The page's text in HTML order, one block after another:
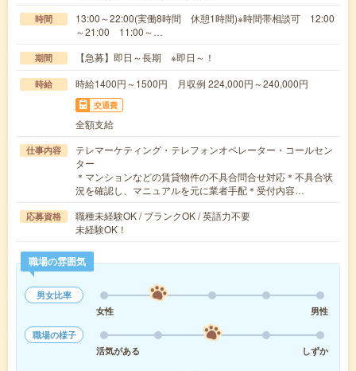
時間
13:00～22:00(実働8時間 休憩1時間)※時間帯相談可 12:00
～21:00 11:00～…
期間 【急募】即日～長期 ※即日～！
時給 時給1400円～1500円 月収例 224,000円～240,000円
交通費
全額支給
仕事内容
テレマーケティング・テレフォンオペレーター・コールセン
ター
＊マンションなどの賃貸物件の不具合問合せ対応＊不具合状
況を確認し、マニュアルを元に業者手配＊受付内容…
応募資格
職種未経験OK / ブランクOK / 英語力不要
未経験OK！
職場の雰囲気
男女比率
女性
男性
職場の様子
活気がある
しずか